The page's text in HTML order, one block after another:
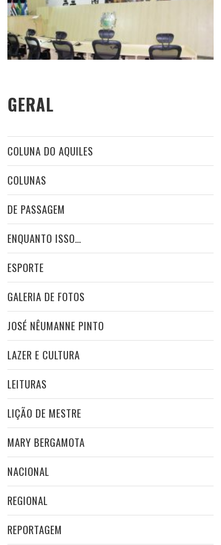
GERAL
COLUNA DO AQUILES
COLUNAS
DE PASSAGEM
ENQUANTO ISSO…
ESPORTE
GALERIA DE FOTOS
JOSÉ NÊUMANNE PINTO
LAZER E CULTURA
LEITURAS
LIÇÃO DE MESTRE
MARY BERGAMOTA
NACIONAL
REGIONAL
REPORTAGEM